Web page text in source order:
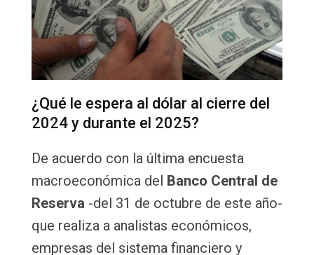
¿Qué le espera al dólar al cierre del
2024 y durante el 2025?
De acuerdo con la última encuesta
macroeconómica del Banco Central de
Reserva -del 31 de octubre de este año-
que realiza a analistas económicos,
empresas del sistema financiero y